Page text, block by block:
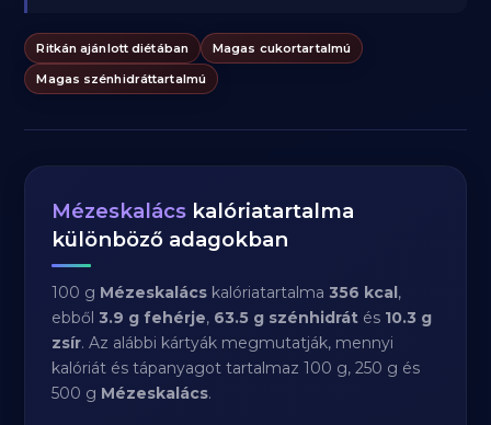
Ritkán ajánlott diétában
Magas cukortartalmú
Magas szénhidráttartalmú
Mézeskalács kalóriatartalma
különböző adagokban
100 g Mézeskalács kalóriatartalma356 kcal,
ebből3.9 g fehérje, 63.5 g szénhidrát és 10.3 g
zsír. Az alábbi kártyák megmutatják, mennyi
kalóriát és tápanyagot tartalmaz 100 g, 250 g és
500 g Mézeskalács.